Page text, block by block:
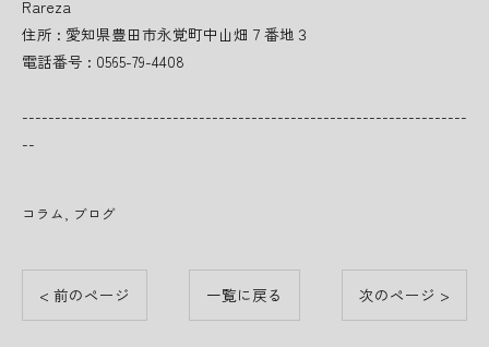
Rareza
住所 : 愛知県豊田市永覚町中山畑７番地３
電話番号 : 0565-79-4408
--------------------------------------------------------------------
--
コラム ブログ
< 前のページ 一覧に戻る 次のページ >